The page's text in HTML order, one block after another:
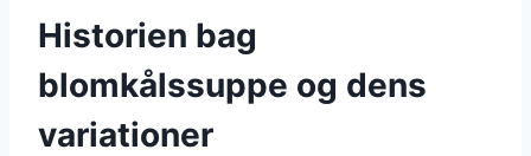
Historien bag
blomkålssuppe og dens
variationer